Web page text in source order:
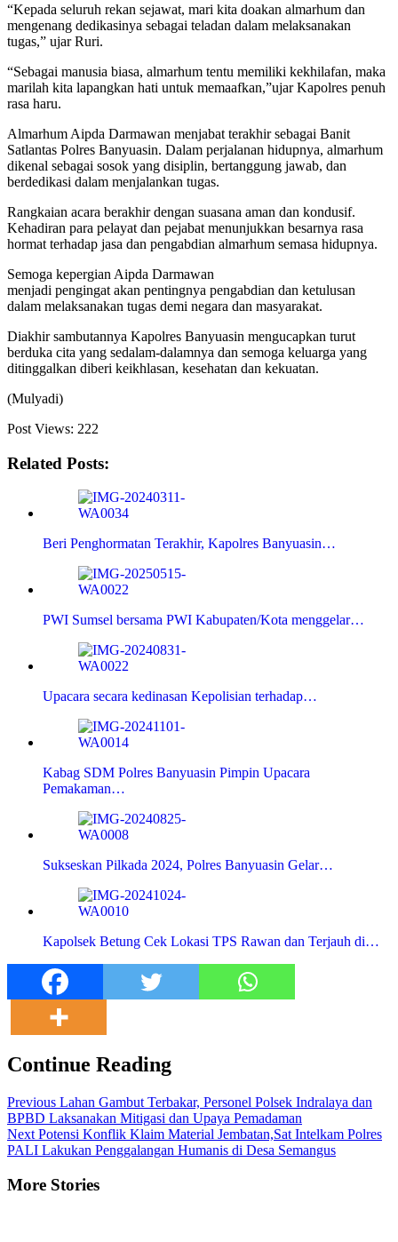
“Kepada seluruh rekan sejawat, mari kita doakan almarhum dan
mengenang dedikasinya sebagai teladan dalam melaksanakan
tugas,” ujar Ruri.
“Sebagai manusia biasa, almarhum tentu memiliki kekhilafan, maka
marilah kita lapangkan hati untuk memaafkan,”ujar Kapolres penuh
rasa haru.
Almarhum Aipda Darmawan menjabat terakhir sebagai Banit
Satlantas Polres Banyuasin. Dalam perjalanan hidupnya, almarhum
dikenal sebagai sosok yang disiplin, bertanggung jawab, dan
berdedikasi dalam menjalankan tugas.
Rangkaian acara berakhir dengan suasana aman dan kondusif.
Kehadiran para pelayat dan pejabat menunjukkan besarnya rasa
hormat terhadap jasa dan pengabdian almarhum semasa hidupnya.
Semoga kepergian Aipda Darmawan
menjadi pengingat akan pentingnya pengabdian dan ketulusan
dalam melaksanakan tugas demi negara dan masyarakat.
Diakhir sambutannya Kapolres Banyuasin mengucapkan turut
berduka cita yang sedalam-dalamnya dan semoga keluarga yang
ditinggalkan diberi keikhlasan, kesehatan dan kekuatan.
(Mulyadi)
Post Views: 222
Related Posts:
Beri Penghormatan Terakhir, Kapolres Banyuasin…
PWI Sumsel bersama PWI Kabupaten/Kota menggelar…
Upacara secara kedinasan Kepolisian terhadap…
Kabag SDM Polres Banyuasin Pimpin Upacara
Pemakaman…
Sukseskan Pilkada 2024, Polres Banyuasin Gelar…
Kapolsek Betung Cek Lokasi TPS Rawan dan Terjauh di…
Continue Reading
Previous Lahan Gambut Terbakar, Personel Polsek Indralaya dan
BPBD Laksanakan Mitigasi dan Upaya Pemadaman
Next Potensi Konflik Klaim Material Jembatan,Sat Intelkam Polres
PALI Lakukan Penggalangan Humanis di Desa Semangus
More Stories